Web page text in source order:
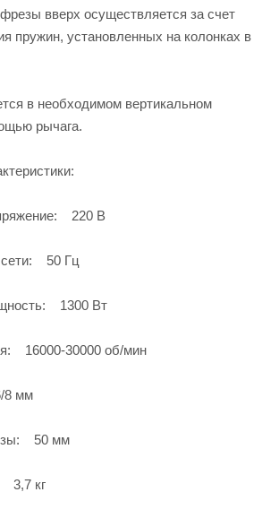
вверх осуществляется за счет
пружин, установленных на колонках в
в необходимом вертикальном
рычага.
220 В
сети: 50 Гц
1300 Вт
16000-30000 об/мин
8 мм
50 мм
3,7 кг